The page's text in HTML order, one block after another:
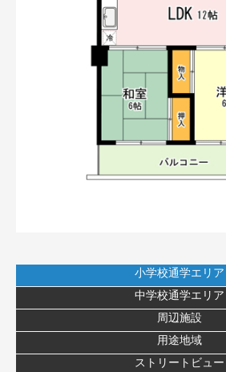
小学校通学エリア
中学校通学エリア
周辺施設
用途地域
ストリートビュー
練馬東小学校 早